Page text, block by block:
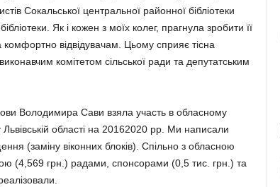
Сокальської центральної районної бібліотеки
Як і кожен з моїх колег, прагнула зробити її
відвідувачам. Цьому сприяє тісна
комітетом сільської ради та депутатським
Володимира Сави взяла участь в обласному
Львівській області на 20162020 рр. Ми написали
(заміну віконних блоків). Спільно з обласною
(4,569 грн.) радами, спонсорами (0,5 тис. грн.) та